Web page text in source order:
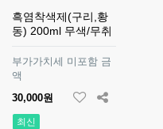
흑염착색제(구리,황
동) 200ml 무색/무취
부가가치세 미포함 금
액
30,000원
최신